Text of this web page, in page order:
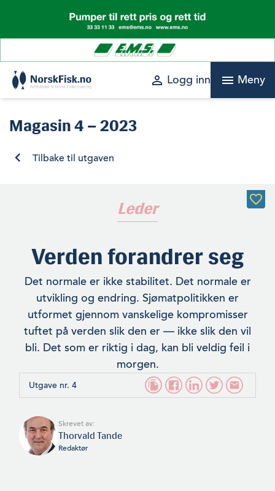
content
perm_identity Logg inn menu Meny
Magasin4 – 2023
Tilbake til utgaven
Leder
Verden forandrer seg
Det normale er ikke stabilitet. Det normale er
utvikling og endring. Sjømatpolitikken er
utformet gjennom vanskelige kompromisser
tuftet på verden slik den er — ikke slik den vil
bli. Det som er riktig i dag, kan bli veldig feil i
morgen.
Utgave nr. 4
Skrevet av:
Thorvald Tande
Redaktør